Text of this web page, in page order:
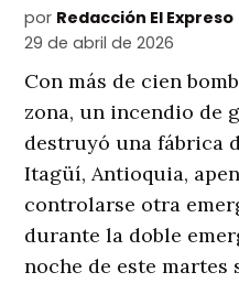
por Redacción El Expreso
29 de abril de 2026
Con más de cien
zona, un incendio de
destruyó una fábrica
Itagüí, Antioquia,
controlarse otra
durante la doble
noche de este